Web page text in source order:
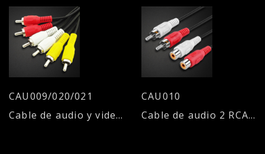
CAU009/020/021
Cable de audio y video 3 RCA M / 3 RCA M
CAU010
Cable de audio 2 RCA M / 2 RCA H